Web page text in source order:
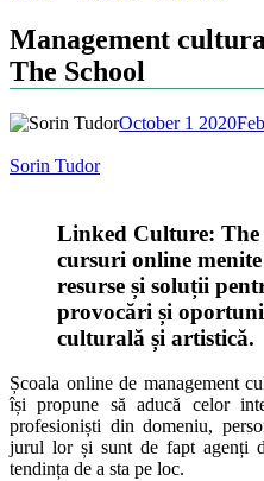
Management
The School
October 1 2020
Sorin Tudor
Linked Culture: The
cursuri online
resurse și soluții
provocări și
culturală și artistică.
Școala online de management
își propune să aducă celor
profesioniști din domeniu,
jurul lor și sunt de fapt agenți
tendința de a sta pe loc.